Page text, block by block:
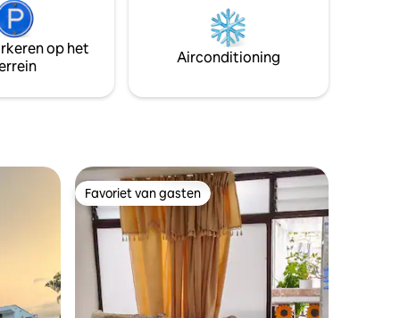
op het
Airconditioning
Favoriet van gasten
Favoriet van gasten